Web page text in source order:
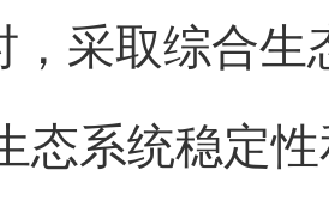
采取综合生
态系统稳定